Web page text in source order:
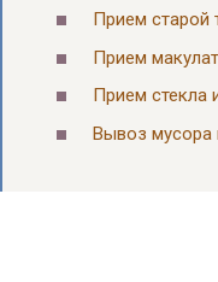
Прием старой
Прием
Прием стекла
Вывоз мусора